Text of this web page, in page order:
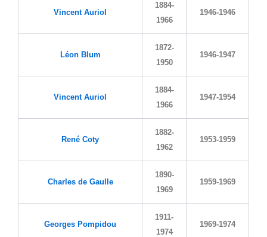
Vincent Auriol
1884-
1966
1946-1946
Léon Blum
1872-
1950
1946-1947
Vincent Auriol
1884-
1966
1947-1954
René Coty
1882-
1962
1953-1959
Charles de Gaulle
1890-
1969
1959-1969
Georges Pompidou
1911-
1974
1969-1974